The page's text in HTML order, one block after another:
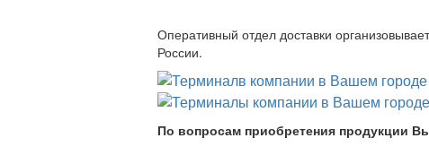
Оперативный отдел доставки
России.
По вопросам приобретения продукции